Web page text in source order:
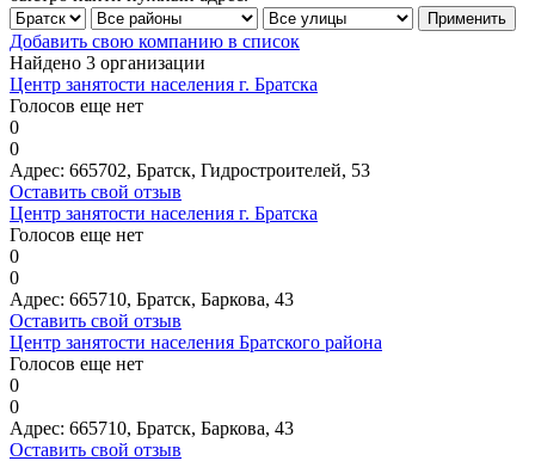
Добавить свою компанию в список
Найдено 3 организации
Центр занятости населения г. Братска
Голосов еще нет
0
0
Адрес: 665702, Братск, Гидростроителей, 53
Оставить свой отзыв
Центр занятости населения г. Братска
Голосов еще нет
0
0
Адрес: 665710, Братск, Баркова, 43
Оставить свой отзыв
Центр занятости населения Братского района
Голосов еще нет
0
0
Адрес: 665710, Братск, Баркова, 43
Оставить свой отзыв